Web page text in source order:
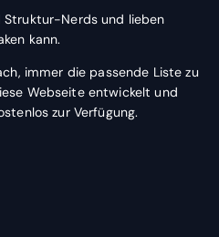
Nerds und lieben
kann.
immer die passende Liste zu
Webseite entwickelt und
zur Verfügung.